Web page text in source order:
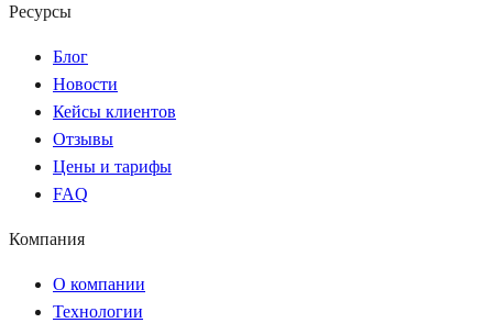
Ресурсы
Блог
Новости
Кейсы клиентов
Отзывы
Цены и тарифы
FAQ
Компания
О компании
Технологии